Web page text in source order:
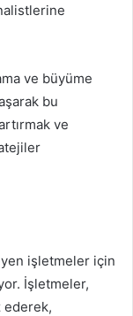
ve büyüme
bu
ve
işletmeler için
İşletmeler,
ederek,